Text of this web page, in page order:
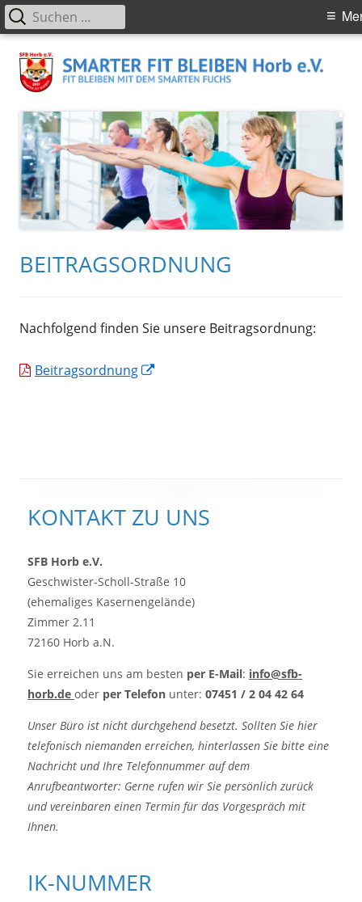
Springe
zum
Inhalt
Smarter Fit Bleiben in Horb am Neckar – Rehabilitationssport
Rehasport Sportangebote Wassergymnastik Aquafitness
Primäres
Menü
Suchen
nach:
BEITRAGSORDNUNG
Nachfolgend finden Sie unsere Beitragsordnung:
Beitragsordnung
Haupt-
Seitenleiste
KONTAKT ZU UNS
SFB Horb e.V.
Geschwister-Scholl-Straße 10
(ehemaliges Kasernengelände)
Zimmer 2.11
72160 Horb a.N.
Sie erreichen uns am besten per E-Mail: info@sfb-
horb.de oder per Telefon unter: 07451 / 2 04 42 64
Unser Büro ist nicht durchgehend besetzt. Sollten Sie hier
telefonisch niemanden erreichen, hinterlassen Sie bitte eine
Nachricht und Ihre Telefonnummer auf dem
Anrufbeantworter: Gerne rufen wir Sie persönlich zurück
und vereinbaren einen Termin für das Vorgespräch mit
Ihnen.
IK-NUMMER